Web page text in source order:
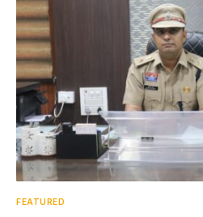
FEATURED